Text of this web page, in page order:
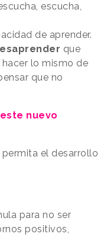
escucha,
de aprender.
que
lo mismo de
que no
nuevo
permita el desarrollo
para no ser
positivos,